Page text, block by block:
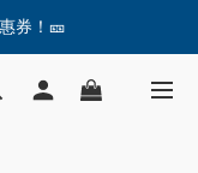
購買 — !
券！🎫
我購買 — !